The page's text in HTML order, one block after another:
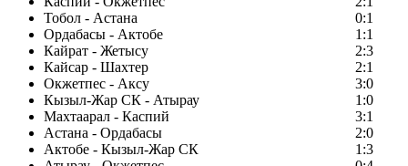
Тобол - Астана
0:1
Ордабасы - Актобе
1:1
Кайрат - Жетысу
2:3
Кайсар - Шахтер
2:1
Окжетпес - Аксу
3:0
Кызыл-Жар СК - Атырау
1:0
Махтаарал - Каспий
3:1
Астана - Ордабасы
2:0
Актобе - Кызыл-Жар СК
1:3